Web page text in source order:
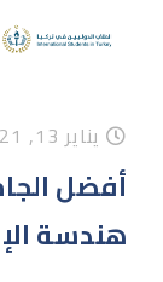
يناير 13, 2021
أفضل
هندسة